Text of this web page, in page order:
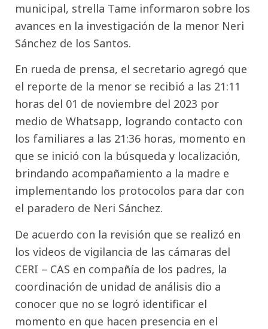
municipal, strella Tame informaron sobre los
avances en la investigación de la menor Neri
Sánchez de los Santos.
En rueda de prensa, el secretario agregó que
el reporte de la menor se recibió a las 21:11
horas del 01 de noviembre del 2023 por
medio de Whatsapp, logrando contacto con
los familiares a las 21:36 horas, momento en
que se inició con la búsqueda y localización,
brindando acompañamiento a la madre e
implementando los protocolos para dar con
el paradero de Neri Sánchez.
De acuerdo con la revisión que se realizó en
los videos de vigilancia de las cámaras del
CERI – CAS en compañía de los padres, la
coordinación de unidad de análisis dio a
conocer que no se logró identificar el
momento en que hacen presencia en el